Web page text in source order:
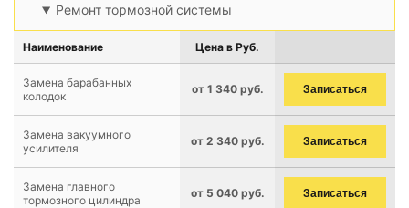
Ремонт тормозной системы
Наименование Цена в Руб.
Замена барабанных
колодок
от 1 340 руб. Записаться
Замена вакуумного
усилителя
от 2 340 руб. Записаться
Замена главного
тормозного цилиндра
от 5 040 руб. Записаться